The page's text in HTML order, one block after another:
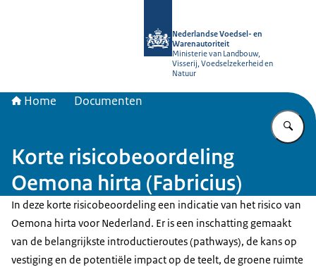
Nederlandse Voedsel- en
Warenautoriteit
Ministerie van Landbouw,
Visserij, Voedselzekerheid en
Natuur
Home Documenten
Korte risicobeoordeling
Oemona hirta (Fabricius)
In deze korte risicobeoordeling een indicatie van het risico van
Oemona hirta voor Nederland. Er is een inschatting gemaakt
van de belangrijkste introductieroutes (pathways), de kans op
vestiging en de potentiële impact op de teelt, de groene ruimte